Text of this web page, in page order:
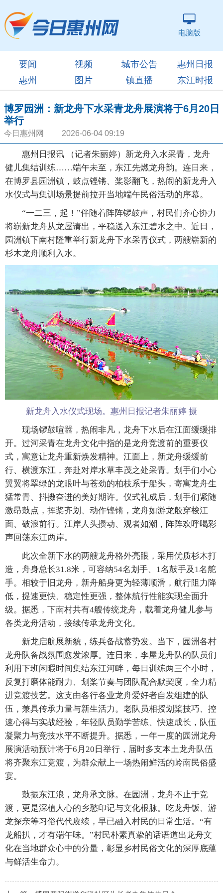
电脑版
要闻 视频 城市公告
惠州日报
惠州
图片 镇直播 东江时报
博罗园洲：新龙舟下水采青龙舟展演将于6月20日
举行
今日惠州网 2026-06-04 09:19
惠州日报讯 （记者朱丽婷）新龙舟入水采青，龙舟
健儿集结训练……端午未至，东江先燃龙舟韵。连日来，
在博罗县园洲镇，鼓点铿锵、桨影翻飞，热闹的新龙舟入
水仪式与集训场景提前拉开当地端午民俗活动的序幕。
“一二三，起！”伴随着阵阵锣鼓声，村民们齐心协力
将崭新龙舟从龙屋请出，平稳送入东江碧水之中。近日，
园洲镇下南村隆重举行新龙舟下水采青仪式，两艘崭新的
杉木龙舟顺利入水。
新龙舟入水仪式现场。惠州日报记者朱丽婷 摄
现场锣鼓喧嚣，热闹非凡，龙舟下水后在江面缓缓排
开。过河采青在龙舟文化中指的是龙舟竞渡前的重要仪
式，寓意让龙舟重新焕发精神。江面上，新龙舟缓缓前
行、横渡东江，奔赴对岸水草丰茂之处采青。划手们小心
翼翼将翠绿的龙眼叶与苍劲的柏枝系于船头，寄寓龙舟生
猛常青、抖擞奋进的美好期许。仪式礼成后，划手们紧随
激昂鼓点，挥桨齐划、动作铿锵，龙舟如游龙般穿梭江
面、破浪前行。江岸人头攒动、观者如潮，阵阵欢呼喝彩
声回荡东江两岸。
此次全新下水的两艘龙舟格外亮眼，采用优质杉木打
造，舟身总长31.8米，可容纳54名划手、1名鼓手及1名舵
手。相较于旧龙舟，新舟船身更为轻薄顺滑，航行阻力降
低，提速更快、稳定性更强，整体航行性能实现全面升
级。据悉，下南村共有4艘传统龙舟，载着龙舟健儿参与
各类龙舟活动，接续传承龙舟文化。
新龙启航展新貌，练兵备战蓄势发。当下，园洲各村
龙舟队备战氛围愈发浓厚。连日来，李屋龙舟队的队员们
利用下班闲暇时间集结东江河畔，每日训练两三个小时，
反复打磨体能耐力、划桨节奏与团队配合默契度，全力精
进竞渡技艺。这支由各行各业龙舟爱好者自发组建的队
伍，兼具传承力量与新生活力。老队员相授划桨技巧、控
速心得与实战经验，年轻队员勤学苦练、快速成长，队伍
凝聚力与竞技水平不断提升。据悉，一年一度的园洲龙舟
展演活动预计将于6月20日举行，届时多支本土龙舟队伍
将齐聚东江竞渡，为群众献上一场热闹鲜活的岭南民俗盛
宴。
鼓振东江浪，龙舟承文脉。在园洲，龙舟不止于竞
渡，更是深植人心的乡愁印记与文化根脉。吃龙舟饭、游
龙探亲等习俗代代赓续，早已融入村民的日常生活。“有
龙船扒，才有端午味。”村民朴素真挚的话语道出龙舟文
化在当地群众心中的分量，彰显乡村民俗文化的深厚底蕴
与鲜活生命力。